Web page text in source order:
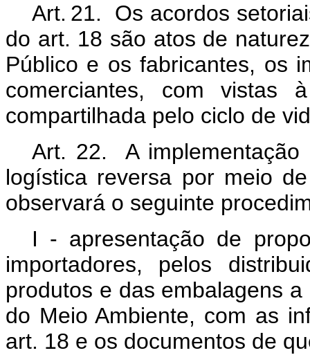
Art. 21. Os acordos
do art. 18 são atos de
Público e os fabricantes, os
comerciantes, com vistas
compartilhada pelo ciclo de
Art. 22. A implementação
logística reversa por meio
observará o seguinte
I - apresentação de
importadores, pelos
produtos e das embalagens
do Meio Ambiente, com as
art. 18 e os documentos de